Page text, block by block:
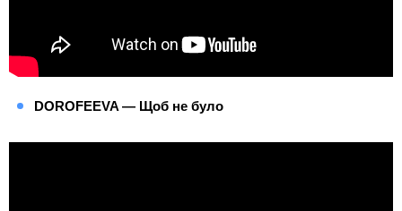
DOROFEEVA — Щоб не було